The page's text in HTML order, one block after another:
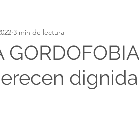
3 min de lectura